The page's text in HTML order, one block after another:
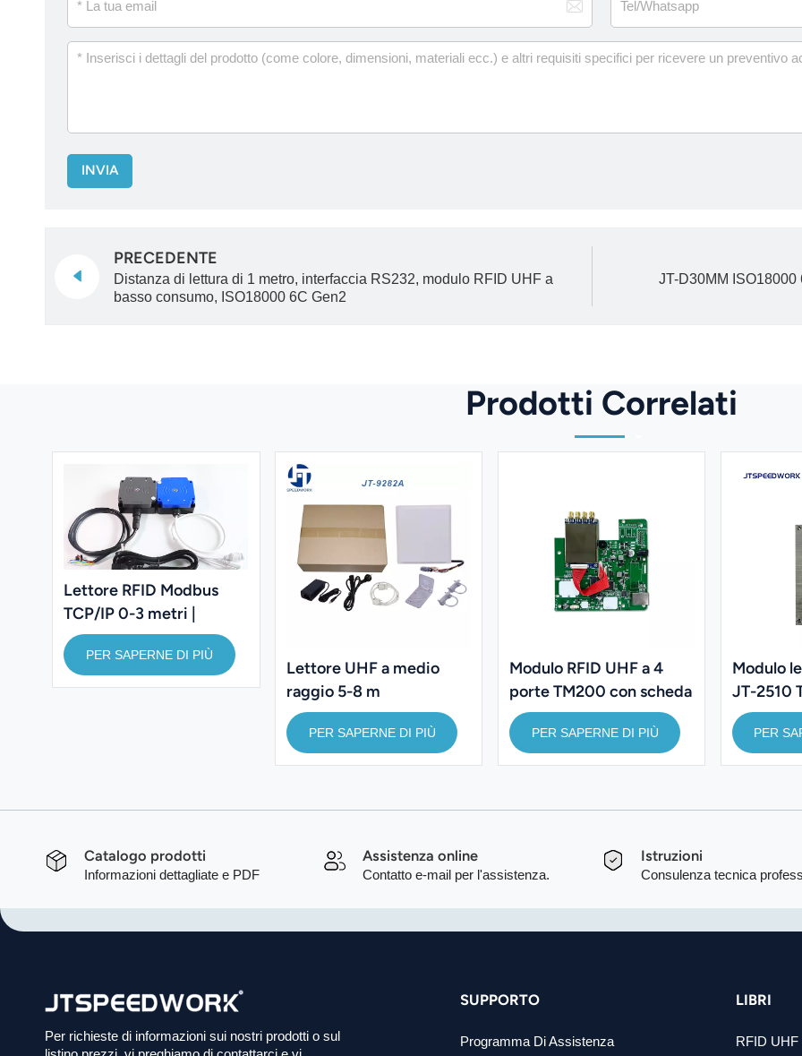
INVIA
PRECEDENTE
Distanza di lettura di 1 metro, interfaccia RS232, modulo RFID UHF a
basso consumo, ISO18000 6C Gen2
JT-D30MM ISO18000
Prodotti Correlati
Lettore RFID Modbus
TCP/IP 0-3 metri |
Lettore Modbus RTU |
Lettore UHF 860-960
MHz
PER SAPERNE DI PIÙ
Lettore UHF a medio
raggio 5-8 m
PER SAPERNE DI PIÙ
Modulo RFID UHF a 4
porte TM200 con scheda
di sviluppo JT-M2550
PER SAPERNE DI PIÙ
Modulo
JT-2510
PER
Catalogo prodotti
Informazioni dettagliate e PDF
Assistenza online
Contatto e-mail per l'assistenza.
Istruzioni
Consulenza tecnica
Per richieste di informazioni sui nostri prodotti o sul
SUPPORTO
Programma Di Assistenza
LIBRI
RFID